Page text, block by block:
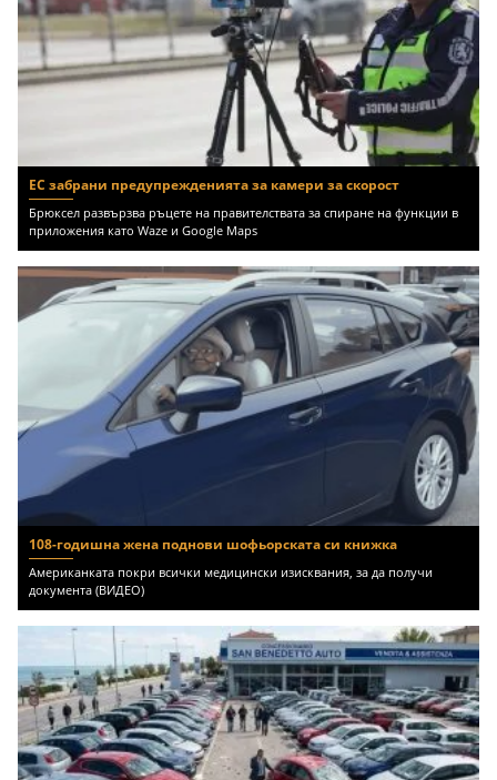
ЕС забрани предупрежденията за камери за скорост
Брюксел развързва ръцете на правителствата за спиране на функции в
приложения като Waze и Google Maps
108-годишна жена поднови шофьорската си книжка
Американката покри всички медицински изисквания, за да получи
документа (ВИДЕО)